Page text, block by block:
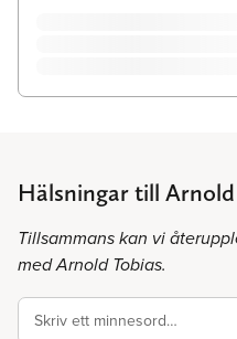
Hälsningar till Arnold
Tillsammans kan vi
med Arnold Tobias.
Skriv ett minnesord…